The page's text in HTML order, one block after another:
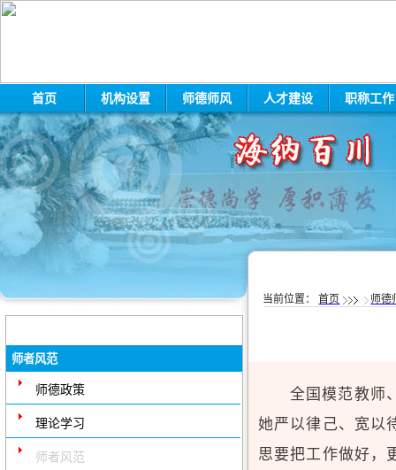
首页 机构设置 师德师风 人才建设 职称工
当前位置：首页 师德
师者风范
师德政策
理论学习
师者风范
· 牡丹江师范学院2026年公开招...
· 牡丹江师范学院2026年公开招...
牡丹江师范学院2026年柔性引...
·
牡丹江师范学院2026年公开招...
· 学校召开庆祝第41个教师节教...
·
牡丹江师范学院2025年公开招...
全国模范教师
她严以律己、宽以
思要把工作做好，